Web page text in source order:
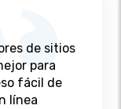
de sitios
para
fácil de
línea